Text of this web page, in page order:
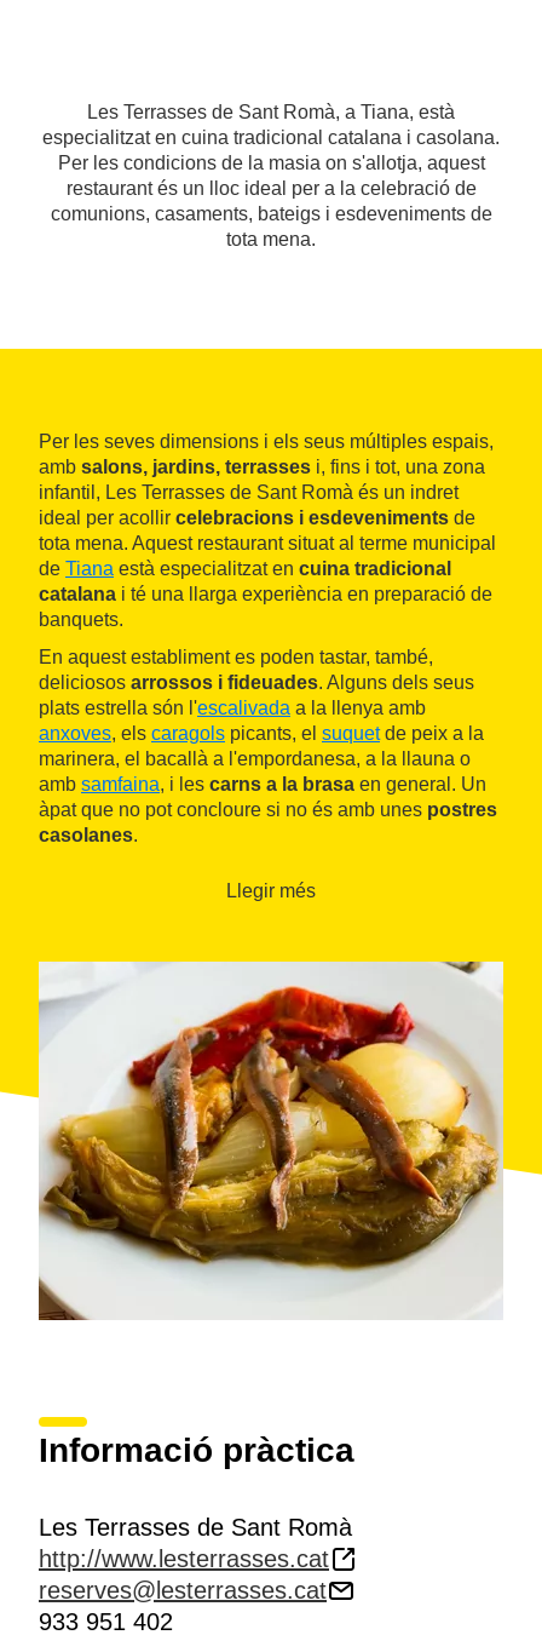
Les Terrasses de Sant Romà, a Tiana, està
especialitzat en cuina tradicional catalana i casolana.
Per les condicions de la masia on s'allotja, aquest
restaurant és un lloc ideal per a la celebració de
comunions, casaments, bateigs i esdeveniments de
tota mena.
Per les seves dimensions i els seus múltiples espais,
amb salons, jardins, terrasses i, fins i tot, una zona
infantil, Les Terrasses de Sant Romà és un indret
ideal per acollir celebracions i esdeveniments de
tota mena. Aquest restaurant situat al terme municipal
de Tiana està especialitzat en cuina tradicional
catalana i té una llarga experiència en preparació de
banquets.
En aquest establiment es poden tastar, també,
deliciosos arrossos i fideuades. Alguns dels seus
plats estrella són l'escalivada a la llenya amb
anxoves, els caragols picants, el suquetde peix a la
marinera, el bacallà a l'empordanesa, a la llauna o
amb samfaina, i les carns a la brasa en general. Un
àpat que no pot concloure si no és amb unes postres
casolanes.
Llegir més
Informació pràctica
Les Terrasses de Sant Romà
http://www.lesterrasses.cat
reserves@lesterrasses.cat
933 951 402